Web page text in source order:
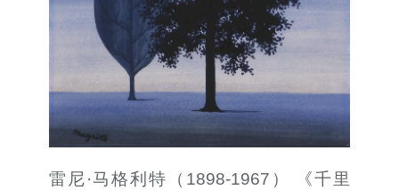
雷尼·马格利特（1898-1967） 《千里